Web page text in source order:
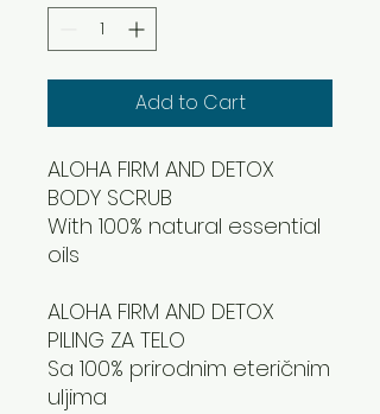
Add to Cart
ALOHA FIRM AND DETOX
BODY SCRUB
With 100% natural essential
oils
ALOHA FIRM AND DETOX
PILING ZA TELO
Sa 100% prirodnim eteričnim
uljima